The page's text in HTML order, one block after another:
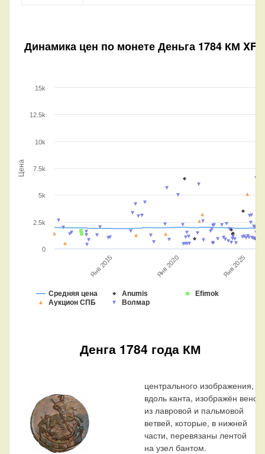
Динамика цен по монетеДеньга 1784 КМ XF
Цена
Средняя цена Anumis
Efimok
Аукцион СПБ
Волмар
Янв 2015 Янв 2020 Янв 2025
0
2.5k
5k
7.5k
10k
12.5k
15k
Денга 1784 года КМ
центрального изображения,
вдоль канта, изображён венок
из лавровой и пальмовой
ветвей, которые, в нижней
части, перевязаны лентой
на узел бантом.